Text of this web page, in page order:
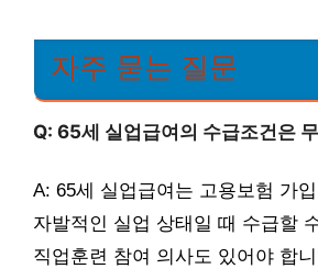
자주 묻는 질문
Q: 65세 실업급여의 수급조건은
A: 65세 실업급여는 고용보험 가
자발적인 실업 상태일 때 수급할
직업훈련 참여 의사도 있어야 합